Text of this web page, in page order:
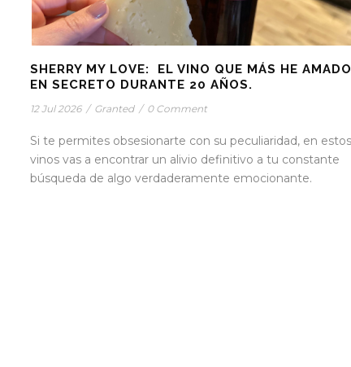
SHERRY MY LOVE: EL VINO QUE MÁS HE AMADO
EN SECRETO DURANTE 20 AÑOS.
12 Jul 2026 / Granted / 0 Comment
Si te permites obsesionarte con su peculiaridad, en estos
vinos vas a encontrar un alivio definitivo a tu constante
búsqueda de algo verdaderamente emocionante.